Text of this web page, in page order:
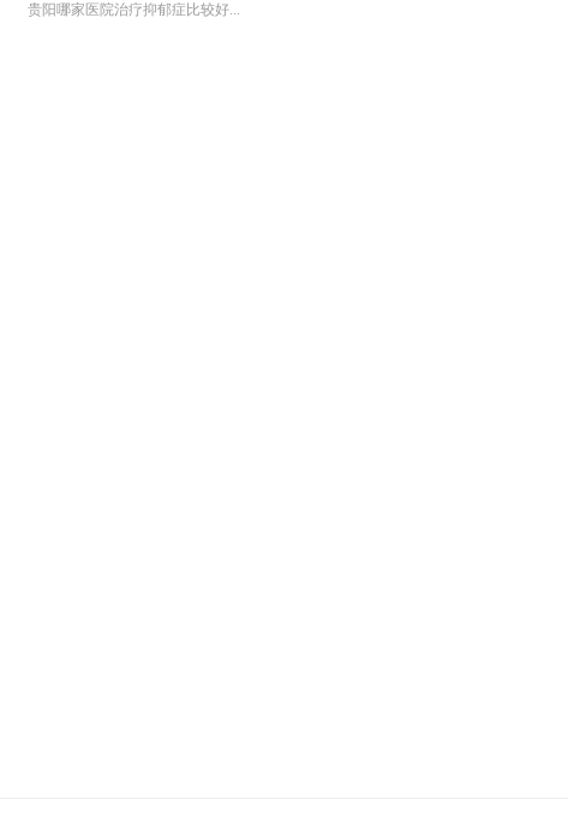
贵阳哪家医院治疗抑郁症比较好...